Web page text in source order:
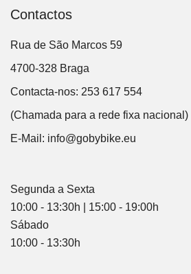
Contactos
Rua de São Marcos 59
4700-328 Braga
Contacta-nos: 253 617 554
(Chamada para a rede fixa nacional)
E-Mail: info@gobybike.eu
Segunda a Sexta
10:00 - 13:30h | 15:00 - 19:00h
Sábado
10:00 - 13:30h